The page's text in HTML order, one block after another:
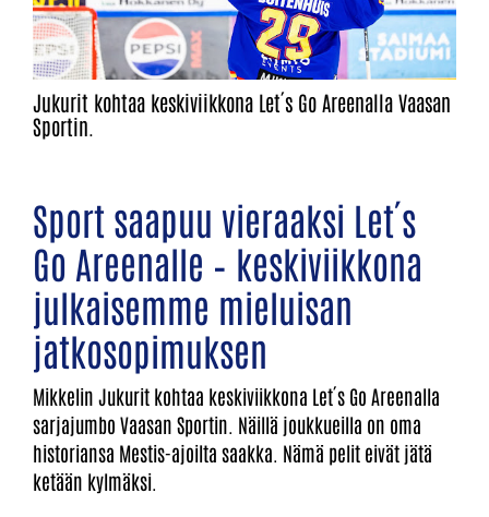
Jukurit kohtaa keskiviikkona Let´s Go Areenalla Vaasan
Sportin.
Sport saapuu vieraaksi Let´s
Go Areenalle – keskiviikkona
julkaisemme mieluisan
jatkosopimuksen
Mikkelin Jukurit kohtaa keskiviikkona Let´s Go Areenalla
sarjajumbo Vaasan Sportin. Näillä joukkueilla on oma
historiansa Mestis-ajoilta saakka. Nämä pelit eivät jätä
ketään kylmäksi.